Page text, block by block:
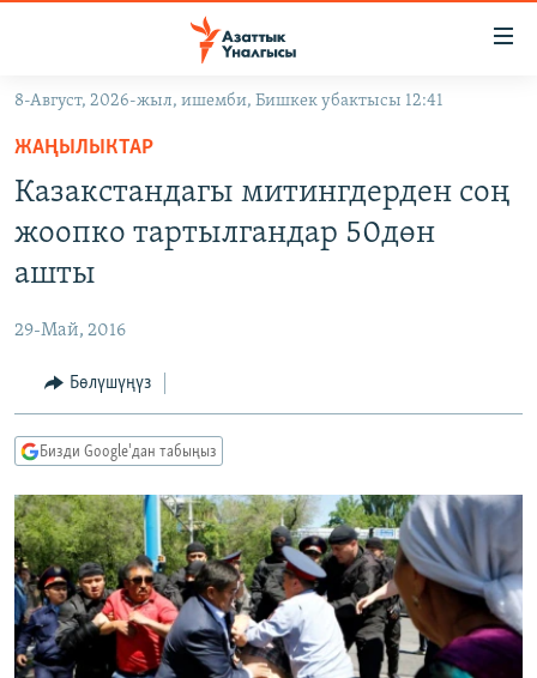
Навигацияга
өтүңүз
Издөөгө
салыңыз
МАДАНИЯТ
ТВ ПРОГРАММАЛАР
БҮГҮН АЗАТТЫКТА
ДАНИСТЕ
ЭЖЕ-СИҢДИЛЕР
АЗАТТЫК+
ЫҢГАЙСЫЗ СУРООЛОР
ПОДКАСТ
Русский
ОНЛАЙН ШЕРИНЕ
8-Август, 2026-жыл, ишемби, Бишкек убактысы 12:41
ЖАҢЫЛЫКТАР
Казакстандагы митингдерден соң
жоопко тартылгандар 50дөн
ашты
29-Май, 2016
Бөлүшүңүз
Бизди Google'дан табыңыз